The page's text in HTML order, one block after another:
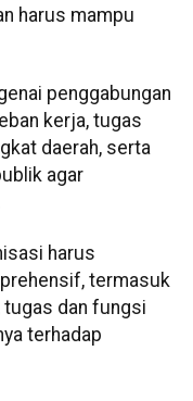
harus mampu
penggabungan
kerja, tugas
daerah, serta
agar
harus
termasuk
tugas dan fungsi
terhadap